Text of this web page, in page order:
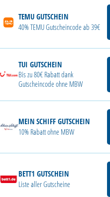
TEMU GUTSCHEIN
40% TEMU Gutscheincode ab 39€
TUI GUTSCHEIN
Bis zu 80€ Rabatt dank
Gutscheincode ohne MBW
MEIN SCHIFF GUTSCHEIN
10% Rabatt ohne MBW
BETT1 GUTSCHEIN
Liste aller Gutscheine